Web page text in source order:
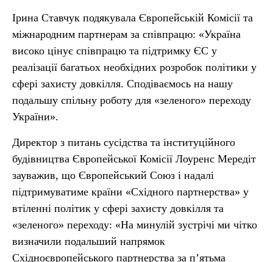
Ірина Ставчук подякувала Європейській Комісії та
міжнародним партнерам за співпрацю: «Україна
високо цінує співпрацю та підтримку ЄС у
реалізації багатьох необхідних розробок політики у
сфері захисту довкілля. Сподіваємось на нашу
подальшу спільну роботу для «зеленого» переходу
України».
Директор з питань сусідства та інституційного
будівництва Європейської Комісії Лоуренс Мередіт
зауважив, що Європейський Союз і надалі
підтримуватиме країни «Східного партнерства» у
втіленні політик у сфері захисту довкілля та
«зеленого» переходу: «На минулій зустрічі ми чітко
визначили подальший напрямок
Східноєвропейського партнерства за п’ятьма